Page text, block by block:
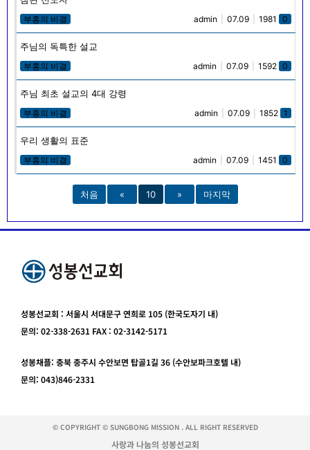
부흥의 비결 admin 07.09 1981 0
주님의 독특한 설교
부흥의 비결 admin 07.09 1592 0
주님 최초 설교의 4대 강령
부흥의 비결 admin 07.09 1852 1
우리 생활의 표준
부흥의 비결 admin 07.09 1451 0
처음 « 10 » 마지막
성봉선교회 : 서울시 서대문구 연희로 105 (한국도자기 내)
문의: 02-338-2631 FAX : 02-3142-5171
성봉채플: 충북 충주시 수안보면 탑골1길 36 (수안보파크호텔 내)
문의: 043)846-2331
© COPYRIGHT © SUNGBONG MISSION . ALL RIGHT RESERVED
사랑과 나눔의 성봉선교회